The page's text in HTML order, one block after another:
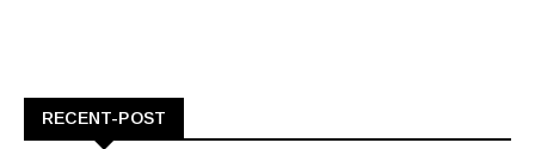
RECENT-POST